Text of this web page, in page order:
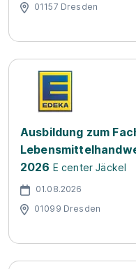
01157 Dresden
Ausbildung zum
2026 E center Jäckel
01.08.2026
01099 Dresden